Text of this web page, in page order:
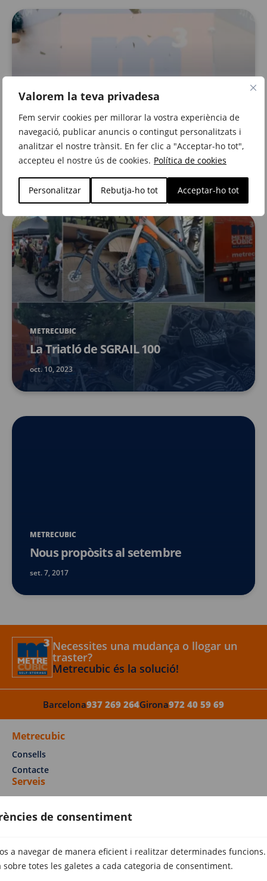
Valorem la teva privadesa
Fem servir cookies per millorar la vostra experiència de
navegació, publicar anuncis o contingut personalitzats i
analitzar el nostre trànsit. En fer clic a "Acceptar-ho tot",
accepteu el nostre ús de cookies. Política de cookies
Personalitzar Rebutja-ho tot Acceptar-ho tot
de consentiment
a navegar de manera eficient i realitzar determinades
totes les galetes a cada categoria de consentiment.
METRECUBIC
El secret per a un Bon Nadal
des. 22, 2023
METRECUBIC
La Triatló de SGRAIL 100
oct. 10, 2023
METRECUBIC
Nous propòsits al setembre
set. 7, 2017
Necessites una mudança o llogar un
traster?
Metrecubic és la solució!
Barcelona937 269 264Girona972 40 59 69
Metrecubic
Consells
Contacte
Serveis
Mudances Barcelona
Mudances Sabadell
Trasters Sabadell
Trasters Girona